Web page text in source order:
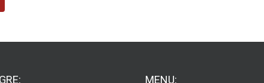
MENU: